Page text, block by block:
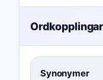
Ordkopplingar
Synonymer